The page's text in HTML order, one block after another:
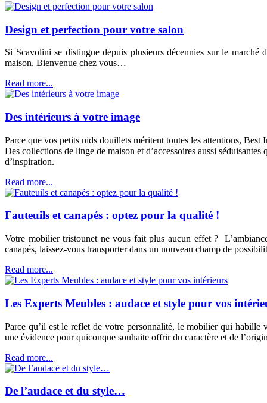
Design et perfection pour votre salon
Si Scavolini se distingue depuis plusieurs décennies sur le
maison. Bienvenue chez vous…
Read more...
Des intérieurs à votre image
Parce que vos petits nids douillets méritent toutes les attentions,
Des collections de linge de maison et d’accessoires aussi
d’inspiration.
Read more...
Fauteuils et canapés : optez pour la qualité !
Votre mobilier tristounet ne vous fait plus aucun effet ?
canapés, laissez-vous transporter dans un nouveau champ de
Read more...
Les Experts Meubles : audace et style pour vos
Parce qu’il est le reflet de votre personnalité, le mobilier qui habille
une évidence pour quiconque souhaite offrir du caractère et de
Read more...
De l’audace et du style…